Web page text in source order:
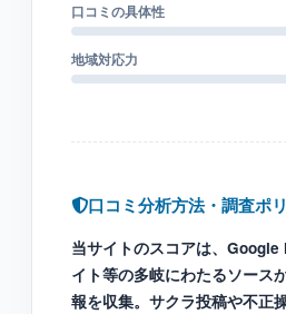
口コミの具体性
地域対応力
口コミ分析方法・調査ポ
当サイトのスコアは、Google
イト等の多岐にわたるソース
報を収集。サクラ投稿や不正